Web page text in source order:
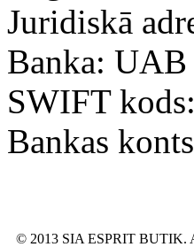
Juridiskā
Banka: UAB
SWIFT
Bankas
© 2013 SIA ESPRIT BUTIK.